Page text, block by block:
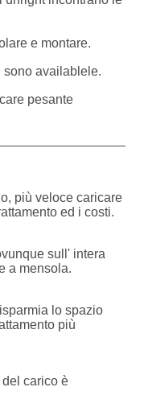
e montare.
availablele.
pesante
più veloce caricare
ed i costi.
sull' intera
a mensola.
lo spazio
più
carico è